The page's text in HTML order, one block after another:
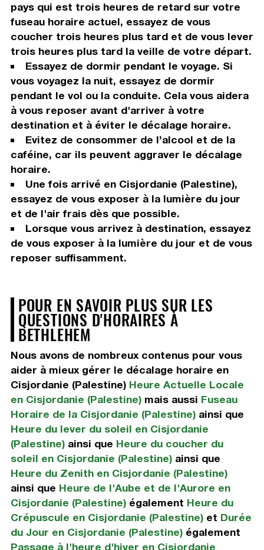
pays qui est trois heures de retard sur votre
fuseau horaire actuel, essayez de vous
coucher trois heures plus tard et de vous lever
trois heures plus tard la veille de votre départ.
Essayez de dormir pendant le voyage. Si
vous voyagez la nuit, essayez de dormir
pendant le vol ou la conduite. Cela vous aidera
à vous reposer avant d'arriver à votre
destination et à éviter le décalage horaire.
Evitez de consommer de l’alcool et de la
caféine, car ils peuvent aggraver le décalage
horaire.
Une fois arrivé en Cisjordanie (Palestine),
essayez de vous exposer à la lumière du jour
et de l'air frais dès que possible.
Lorsque vous arrivez à destination, essayez
de vous exposer à la lumière du jour et de vous
reposer suffisamment.
POUR EN SAVOIR PLUS SUR LES
QUESTIONS D'HORAIRES À
BETHLEHEM
Nous avons de nombreux contenus pour vous
aider à mieux gérer le décalage horaire en
Cisjordanie (Palestine) Heure Actuelle Locale
en Cisjordanie (Palestine)mais aussi Fuseau
Horaire de la Cisjordanie (Palestine)ainsi que
Heure du lever du soleil en Cisjordanie
(Palestine)ainsi que Heure du coucher du
soleil en Cisjordanie (Palestine)ainsi que
Heure du Zenith en Cisjordanie (Palestine)
ainsi que Heure de l'Aube et de l'Aurore en
Cisjordanie (Palestine)également Heure du
Crépuscule en Cisjordanie (Palestine)et Durée
du Jour en Cisjordanie (Palestine)également
Passage à l'heure d'hiver en Cisjordanie